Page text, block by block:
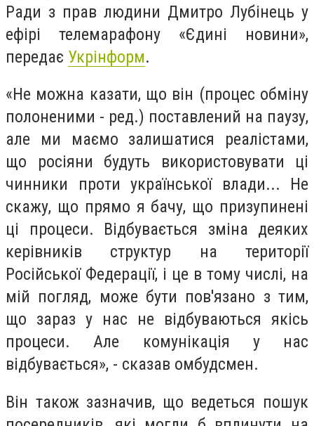
Ради з прав людини Дмитро Лубінець у
ефірі телемарафону «Єдині новини»,
передає Укрінформ.
«Не можна казати, що він (процес обміну
полоненими - ред.) поставлений на паузу,
але ми маємо залишатися реалістами,
що росіяни будуть використовувати ці
чинники проти української влади... Не
скажу, що прямо я бачу, що призупинені
ці процеси. Відбувається зміна деяких
керівників структур на території
Російської Федерації, і це в тому числі, на
мій погляд, може бути пов'язано з тим,
що зараз у нас не відбуваються якісь
процеси. Але комунікація у нас
відбувається», - сказав омбудсмен.
Він також зазначив, що ведеться пошук